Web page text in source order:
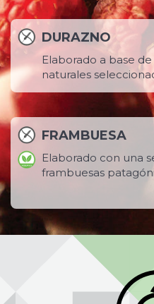
DURAZNO
Elaborado a base
naturales
FRAMBUESA
Elaborado con una
frambuesas